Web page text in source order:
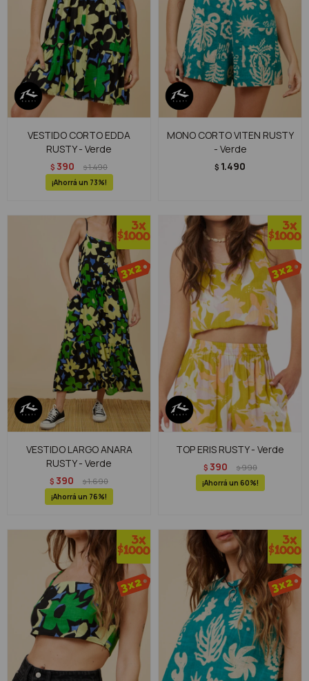
VESTIDO CORTO EDDA
RUSTY - Verde
$ 390 $1.490
73
MONO CORTO VITEN RUSTY
- Verde
$ 1.490
VESTIDO LARGO ANARA
RUSTY - Verde
$ 390 $1.690
76
TOP ERIS RUSTY - Verde
$ 390 $990
60